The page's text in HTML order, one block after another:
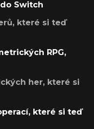
Switch
které si teď
RPG,
her, které si
které si teď